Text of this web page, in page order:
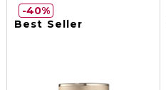
Best Seller
40%